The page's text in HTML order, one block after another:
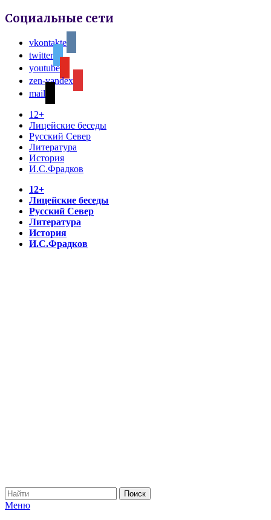
Социальные сети
vkontakte
twitter
youtube
zen-yandex
mail
12+
Лицейские беседы
Русский Север
Литература
История
И.С.Фрадков
12+
Лицейские беседы
Русский Север
Литература
История
И.С.Фрадков
Меню